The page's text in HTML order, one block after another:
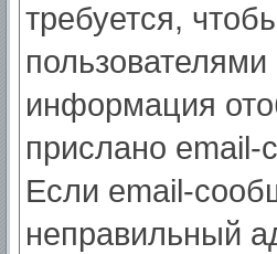
требуется,
информация
прислано
Если email-
неправильный